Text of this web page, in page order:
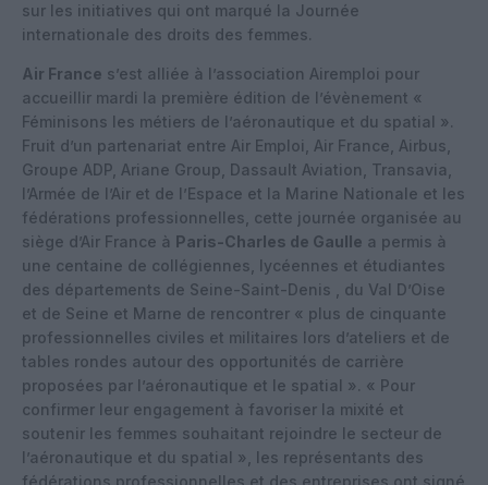
sur les initiatives qui ont marqué la Journée
internationale des droits des femmes.
Air France s’est alliée à l’association Airemploi pour
accueillir mardi la première édition de l’évènement «
Féminisons les métiers de l’aéronautique et du spatial ».
Fruit d’un partenariat entre Air Emploi, Air France, Airbus,
Groupe ADP, Ariane Group, Dassault Aviation, Transavia,
l’Armée de l’Air et de l’Espace et la Marine Nationale et les
fédérations professionnelles, cette journée organisée au
siège d’Air France à Paris-Charles de Gaulle a permis à
une centaine de collégiennes, lycéennes et étudiantes
des départements de Seine-Saint-Denis , du Val D’Oise
et de Seine et Marne de rencontrer « plus de cinquante
professionnelles civiles et militaires lors d’ateliers et de
tables rondes autour des opportunités de carrière
proposées par l’aéronautique et le spatial ». « Pour
confirmer leur engagement à favoriser la mixité et
soutenir les femmes souhaitant rejoindre le secteur de
l’aéronautique et du spatial », les représentants des
fédérations professionnelles et des entreprises ont signé